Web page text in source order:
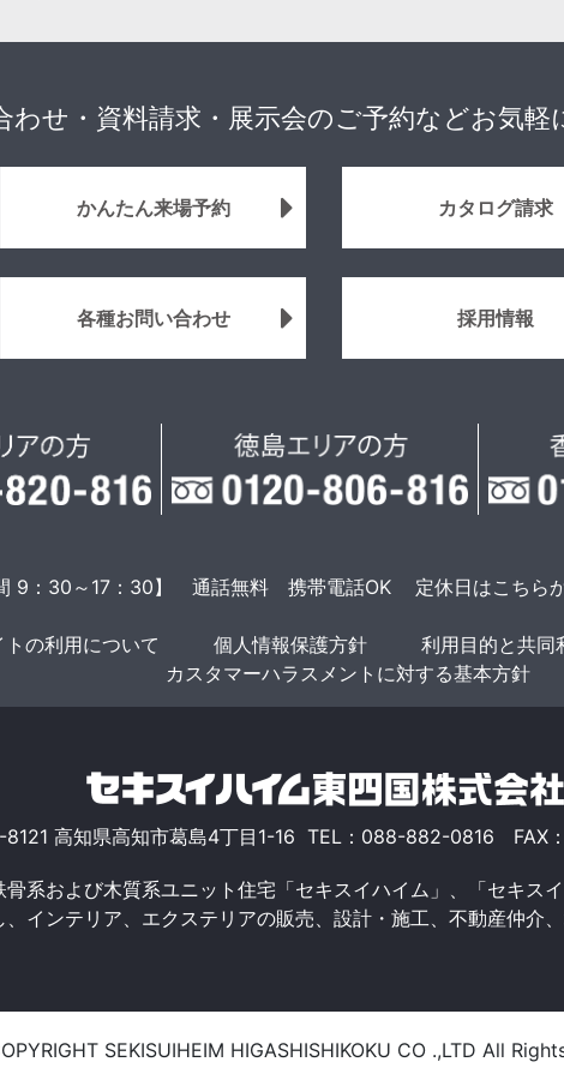
わせ・資料請求・展示会のご予約などお気軽
かんたん来場予約 カタログ請求
各種お問い合わせ 採用情報
間 9：30～17：30】 通話無料 携帯電話OK 定休日はこちら
トの利用について 個人情報保護方針
利用目的と共同
カスタマーハラスメントに対する基本方針
8121 高知県高知市葛島4丁目1-16 TEL：088-882-0816 FAX
系および木質系ユニット住宅「セキスイハイム」、「セキス
インテリア、エクステリアの販売、設計・施工、不動産仲介
SEKISUIHEIM HIGASHISHIKOKU CO .,LTD All